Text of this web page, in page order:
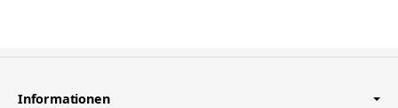
Informationen